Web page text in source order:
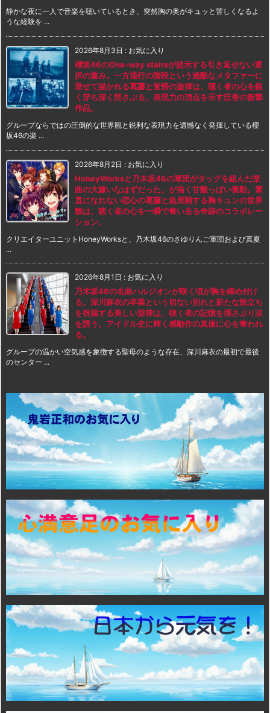
静かな夜に一人で音楽を聴いているとき、突然胸の奥がキュッと苦しくなるよ
うな経験を ...
2026年8月3日 : お気に入り
櫻坂46のOne-way stairsが提示する引き返せない選
択の重み。一方通行の階段という過酷なメタファーに
乗せて描かれる葛藤と覚悟の旋律は、聴く者の心を鋭
く穿ち深く揺さぶる。表現力の頂点を示す圧巻の衝撃
作品。
グループならではの圧倒的な世界観と鋭利な表現力を遺憾なく発揮している櫻
坂46の楽 ...
2026年8月2日 : お気に入り
HoneyWorksと乃木坂46の軍団がタッグを組んだ楽
曲の大嫌いなはずだった。が描く甘酸っぱい衝動。素
直になれない恋心の葛藤と急展開する胸キュンの世界
観は、聴く者の心を一瞬で奪い去る奇跡のコラボレー
ション。
クリエイターユニットHoneyWorksと、乃木坂46のさゆりんご軍団および真夏
...
2026年8月1日 : お気に入り
乃木坂46の名曲ハルジオンが咲く頃が胸を締め付け
る。深川麻衣の卒業という切ない別れと新たな旅立ち
を祝福する美しい旋律は、聴く者の記憶を揺さぶり涙
を誘う。アイドル史に輝く感動作の真価に心を奪われ
る。
グループの温かい空気感を象徴する聖母のような存在、深川麻衣の最初で最後
のセンター ...